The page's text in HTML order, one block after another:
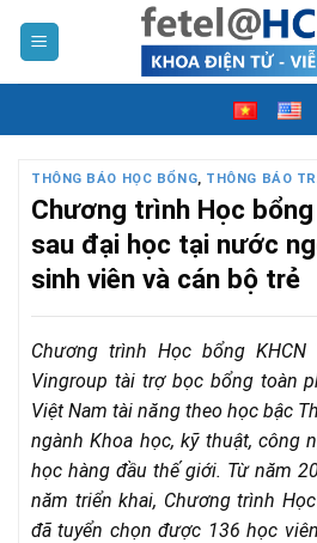
THÔNG BÁO HỌC BỔNG, THÔNG BÁO
Chương trình Học
sau đại học tại nước
sinh viên và cán bộ trẻ
Chương trình Học bổng KHCN
Vingroup tài trợ bọc bổng toàn
Việt Nam tài năng theo học bậc
ngành Khoa học, kỹ thuật, công
học hàng đầu thế giới. Từ năm
năm triển khai, Chương trình
đã tuyển chọn được 136 học